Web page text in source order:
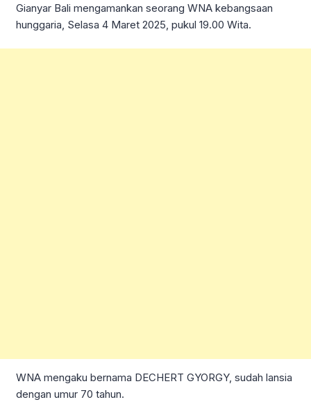
Gianyar Bali mengamankan seorang WNA kebangsaan
hunggaria, Selasa 4 Maret 2025, pukul 19.00 Wita.
WNA mengaku bernama DECHERT GYORGY, sudah lansia
dengan umur 70 tahun.